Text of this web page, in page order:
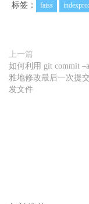
标签： faiss
上一篇
如何利用 git commit
雅地修改最后一次提
发文件